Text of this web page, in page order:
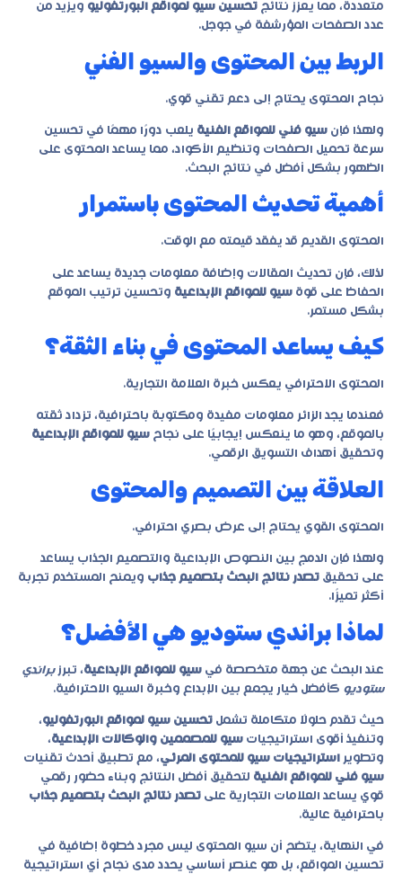
متعددة، مما يعزز نتائج تحسين سيو لمواقع البورتفوليو ويزيد من
عدد الصفحات المؤرشفة في جوجل.
الربط بين المحتوى والسيو الفني
نجاح المحتوى يحتاج إلى دعم تقني قوي.
ولهذا فإن سيو فني للمواقع الفنية يلعب دورًا مهمًا في تحسين
سرعة تحميل الصفحات وتنظيم الأكواد، مما يساعد المحتوى على
الظهور بشكل أفضل في نتائج البحث.
أهمية تحديث المحتوى باستمرار
المحتوى القديم قد يفقد قيمته مع الوقت.
لذلك، فإن تحديث المقالات وإضافة معلومات جديدة يساعد على
الحفاظ على قوة سيو للمواقع الإبداعية وتحسين ترتيب الموقع
بشكل مستمر.
كيف يساعد المحتوى في بناء الثقة؟
المحتوى الاحترافي يعكس خبرة العلامة التجارية.
فعندما يجد الزائر معلومات مفيدة ومكتوبة باحترافية، تزداد ثقته
بالموقع، وهو ما ينعكس إيجابيًا على نجاح سيو للمواقع الإبداعية
وتحقيق أهداف التسويق الرقمي.
العلاقة بين التصميم والمحتوى
المحتوى القوي يحتاج إلى عرض بصري احترافي.
ولهذا فإن الدمج بين النصوص الإبداعية والتصميم الجذاب يساعد
على تحقيق تصدر نتائج البحث بتصميم جذاب ويمنح المستخدم تجربة
أكثر تميزًا.
لماذا براندي ستوديو هي الأفضل؟
عند البحث عن جهة متخصصة في سيو للمواقع الإبداعية، تبرزبراندي
ستوديو كأفضل خيار يجمع بين الإبداع وخبرة السيو الاحترافية.
حيث تقدم حلولًا متكاملة تشمل تحسين سيو لمواقع البورتفوليو،
وتنفيذ أقوى استراتيجيات سيو للمصممين والوكالات الإبداعية،
وتطوير استراتيجيات سيو للمحتوى المرئي، مع تطبيق أحدث تقنيات
سيو فني للمواقع الفنية لتحقيق أفضل النتائج وبناء حضور رقمي
قوي يساعد العلامات التجارية على تصدر نتائج البحث بتصميم جذاب
باحترافية عالية.
في النهاية، يتضح أن سيو المحتوى ليس مجرد خطوة إضافية في
تحسين المواقع، بل هو عنصر أساسي يحدد مدى نجاح أي استراتيجية